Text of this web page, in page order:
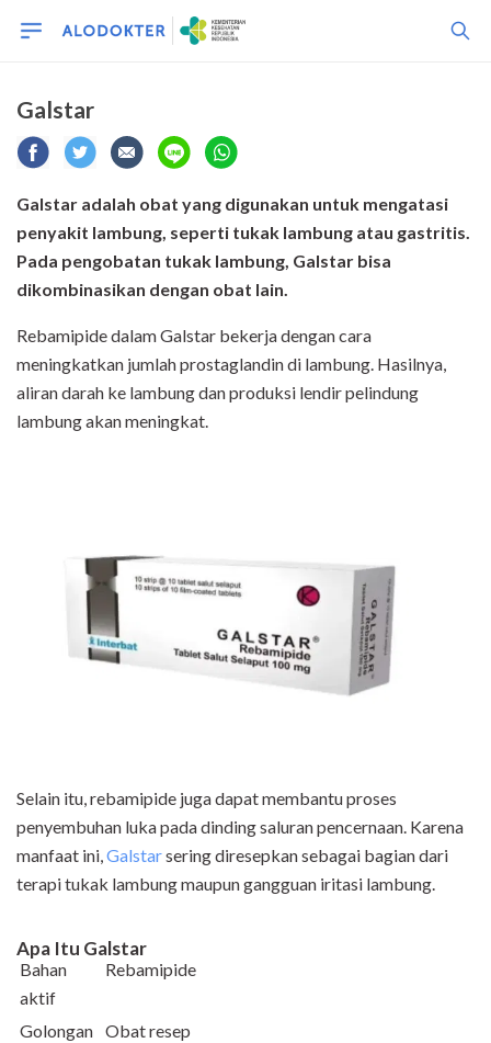
Galstar
Galstar adalah obat yang digunakan untuk mengatasi
penyakit lambung, seperti tukak lambung atau gastritis.
Pada pengobatan tukak lambung, Galstar bisa
dikombinasikan dengan obat lain.
Rebamipide dalam Galstar bekerja dengan cara
meningkatkan jumlah prostaglandin di lambung. Hasilnya,
aliran darah ke lambung dan produksi lendir pelindung
lambung akan meningkat.
Selain itu, rebamipide juga dapat membantu proses
penyembuhan luka pada dinding saluran pencernaan. Karena
manfaat ini,Galstarsering diresepkan sebagai bagian dari
terapi tukak lambung maupun gangguan iritasi lambung.
Apa Itu Galstar
Bahan
aktif
Rebamipide
Golongan Obat resep